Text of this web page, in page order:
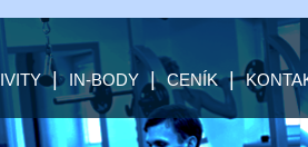
IN-BODY CENÍK